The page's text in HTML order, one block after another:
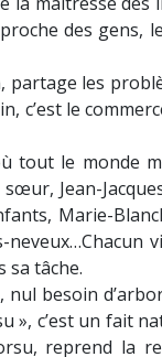
des gens,
partage les
c’est le
tout le monde
Jean-
Marie-
neveux…Chacun
sa tâche.
nul besoin
», c’est un fait
reprend la